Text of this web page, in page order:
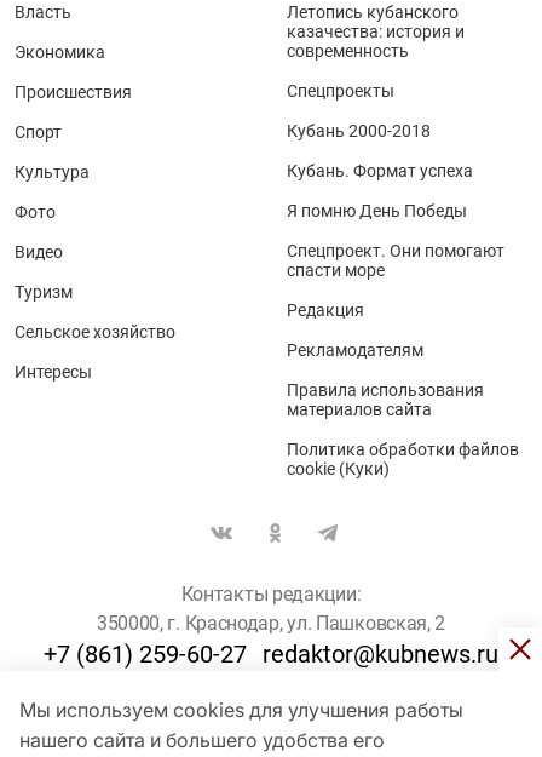
Мы используем cookies для улучшения работы
нашего сайта и большего удобства его
Власть
Экономика
Происшествия
Спорт
Культура
Фото
Видео
Туризм
Сельское хозяйство
Интересы
Летопись кубанского
казачества: история и
современность
Спецпроекты
Кубань 2000-2018
Кубань. Формат успеха
Я помню День Победы
Спецпроект. Они помогают
спасти море
Редакция
Рекламодателям
Правила использования
материалов сайта
Политика обработки файлов
cookie (Куки)
Контакты редакции:
350000, г. Краснодар, ул. Пашковская, 2
+7 (861) 259-60-27 redaktor@kubnews.ru
Для пользователей старше 16 лет